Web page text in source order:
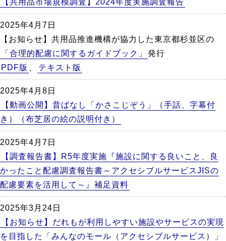
2025年4月7日
【お知らせ】共用品推進機構が協力した東京都杉並区の
「合理的配慮に関するガイドブック」
発行
PDF版
テキスト版
2025年4月8日
【動画公開】昔ばなし「かさこじぞう」（手話、字幕付
き）（布芝居の絵の説明付き）
2025年4月7日
【調査報告書】R5年度実施『施設に関する良いこと、良
かったこと配慮調査報告書～アクセシブルサービスJISの
配慮要素を活用して～』補足資料
2025年3月24日
【お知らせ】だれもが利用しやすい施設やサービスの実現
を目指した「みんなのモール（アクセシブルサービス）」